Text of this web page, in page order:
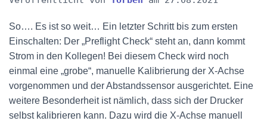
So…. Es ist so weit… Ein letzter Schritt bis zum ersten
Einschalten: Der „Preflight Check“ steht an, dann kommt
Strom in den Kollegen! Bei diesem Check wird noch
einmal eine „grobe“, manuelle Kalibrierung der X-Achse
vorgenommen und der Abstandssensor ausgerichtet. Eine
weitere Besonderheit ist nämlich, dass sich der Drucker
selbst kalibrieren kann. Dazu wird die X-Achse manuell